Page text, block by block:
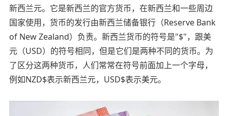
新西兰元。它是新西兰的官方货币，在新西兰和一些周边
国家使用，货币的发行由新西兰储备银行（Reserve Bank
of New Zealand）负责。新西兰货币的符号是"$"，跟美
元（USD）的符号相同，但是它们是两种不同的货币。为
了区分这两种货币，人们常常在符号前面加上一个字母，
例如NZD$表示新西兰元，USD$表示美元。